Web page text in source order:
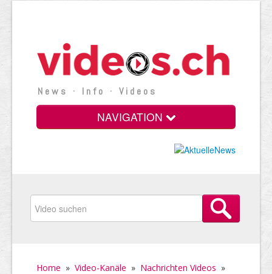
News · Info · Videos
NAVIGATION
Home » Video-Kanäle » Nachrichten Videos »